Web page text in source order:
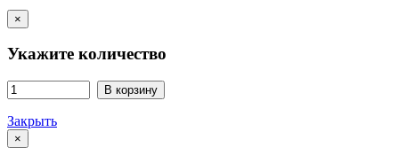
×
Укажите количество
В корзину
Закрыть
×